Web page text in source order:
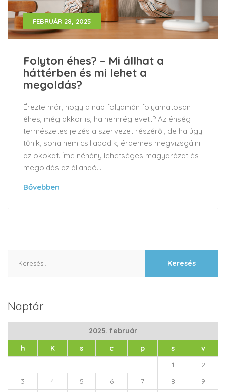
FEBRUÁR 28, 2025
Folyton éhes? – Mi állhat a
háttérben és mi lehet a
megoldás?
Érezte már, hogy a nap folyamán folyamatosan
éhes, még akkor is, ha nemrég evett? Az éhség
természetes jelzés a szervezet részéről, de ha úgy
tűnik, soha nem csillapodik, érdemes megvizsgálni
az okokat. Íme néhány lehetséges magyarázat és
megoldás az állandó...
Bővebben
Naptár
2025. február
h
K s c p s
v
1
2
3
4 5 6 7 8
9